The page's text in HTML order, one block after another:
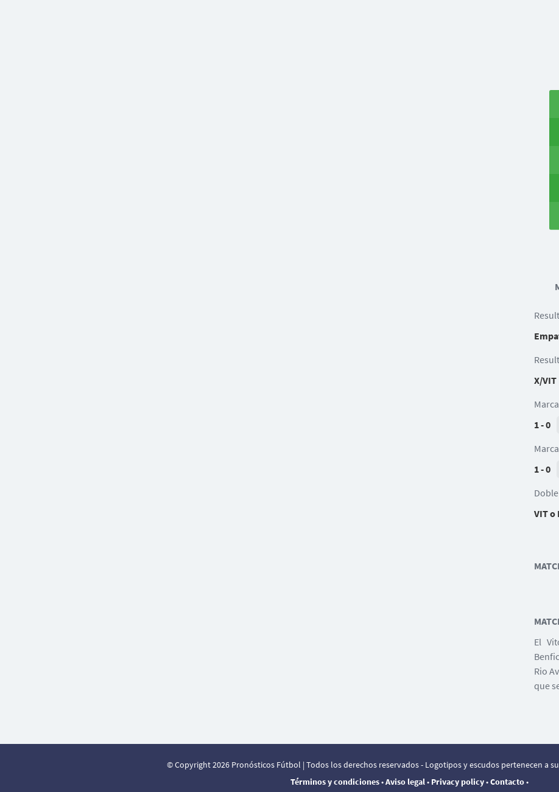
X/VIT
1 - 0
1 - 0
VIT o
El
Rio
que
© Copyright 2026 Pronósticos Fútbol | Todos los derechos reservados - Logotipos y escudos pertenecen a
Términos y condiciones•Aviso legal• Privacy policy•Contacto•